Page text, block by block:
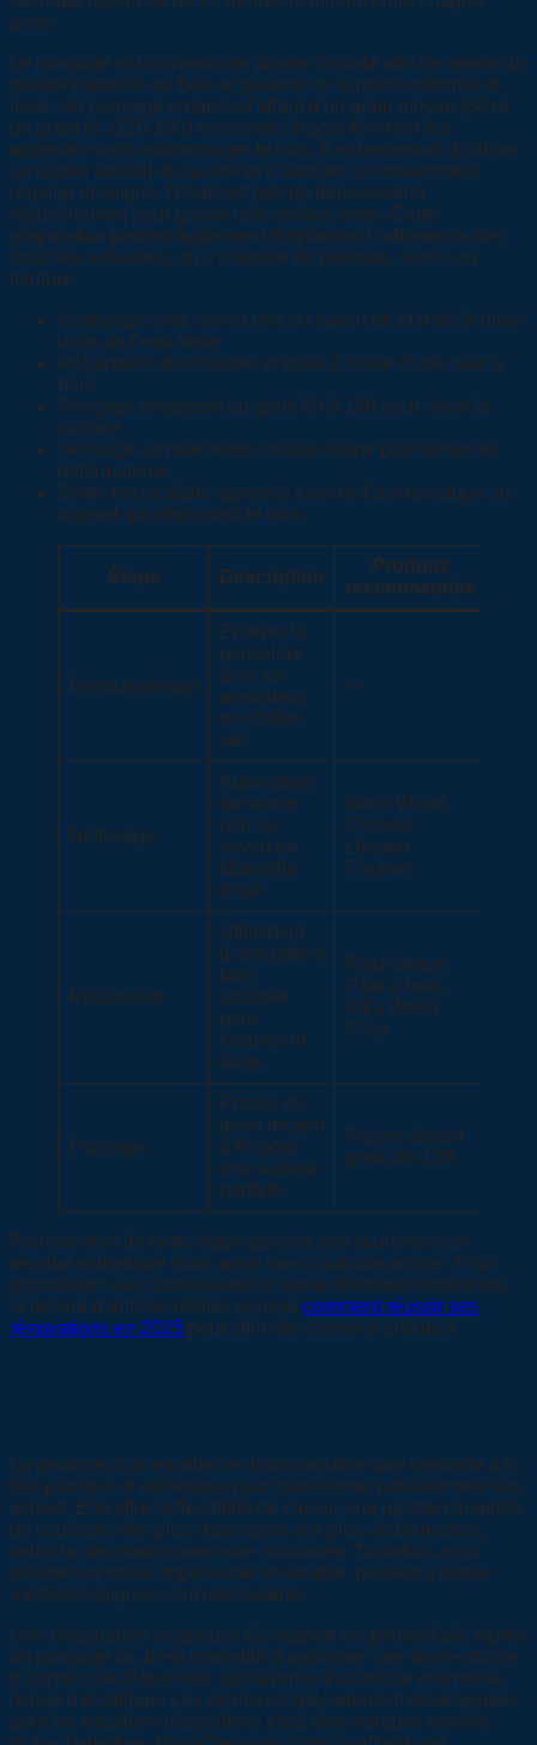
pose.
Le ponçage est souvent une phase cruciale afin de révéler la
beauté naturelle du bois et garantir un support uniforme et
lisse. Un ponçage progressif allant d’un grain moyen (60) à
un grain fin (120-180) est conseillé pour éliminer les
aspérités sans endommager le bois. Il est essentiel d’utiliser
un papier abrasif de qualité et d’adopter un mouvement
régulier et soigné. N’oubliez pas de dépoussiérer
régulièrement pour garder une surface nette. Cette
préparation permet également d’optimiser l’adhérence des
couches suivantes, qu’il s’agisse de peinture, vernis ou
teinture.
Nettoyage avec savon noir ou savon de Marseille dilué
dans de l’eau tiède
Réparation des fissures et trous à l’aide d’une pâte à
bois
Ponçage progressif du grain 60 à 180 pour lisser la
surface
Séchage complet entre chaque étape pour éviter les
déformations
Éviter les produits agressifs comme l’ammoniaque ou
la javel qui dégradent le bois
Étape Description
Produits
recommandés
Dépoussiérage
Enlever la
poussière
avec un
aspirateur
ou chiffon
sec
—
Nettoyage
Application
de savon
noir ou
savon de
Marseille
dilué
Bona Wood
Cleaner,
Liberon
Cleaner
Réparation
Utilisation
d’une pâte à
bois
adaptée
pour
fissures et
trous
Rust-Oleum
Pâte à bois,
Sika Wood
Filler
Ponçage
Poncer du
grain moyen
à fin pour
une surface
parfaite
Papier abrasif
grain 60-120
Prendre soin de cette étape garantit non seulement un
résultat esthétique mais aussi une durabilité accrue. Pour
approfondir vos connaissances sur la rénovation intérieure,
la lecture d’articles dédiés comme comment réussir ses
rénovations en 2025 peut offrir des conseils précieux.
La peinture d’un escalier en bois constitue une méthode à la
fois pratique et esthétique pour transformer radicalement son
aspect. Elle offre la flexibilité de choisir une palette complète
de couleurs, des plus classiques aux plus audacieuses,
selon la décoration intérieure souhaitée. Toutefois, pour
assurer un rendu impeccable et durable, plusieurs règles
méthodologiques sont nécessaires.
Une préparation soigneuse du support est primordiale. Après
un ponçage fin, il est conseillé d’appliquer une sous-couche
d’apprêt spécifique bois, qui favorise l’accroche et limite le
risque d’écaillage. Les peintures spécialement développées
pour les escaliers disponibles chez des marques comme